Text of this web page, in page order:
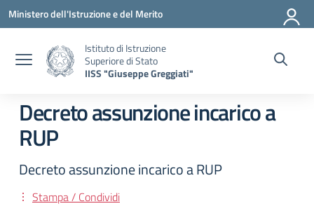
Vai ai contenuti
Vai al menu di navigazione
Vai al footer
Ministero dell'Istruzione e del Merito
Istituto di Istruzione
Superiore di Stato
IISS "Giuseppe Greggiati"
Decreto assunzione incarico a
RUP
Decreto assunzione incarico a RUP
Stampa / Condividi